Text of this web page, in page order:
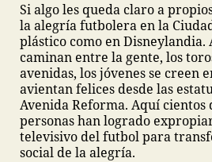
Si algo les queda claro a
la alegría futbolera en la
plástico como en Disneylandia.
caminan entre la gente, los
avenidas, los jóvenes se creen
avientan felices desde las
Avenida Reforma. Aquí cientos
personas han logrado
televisivo del futbol para
social de la alegría.